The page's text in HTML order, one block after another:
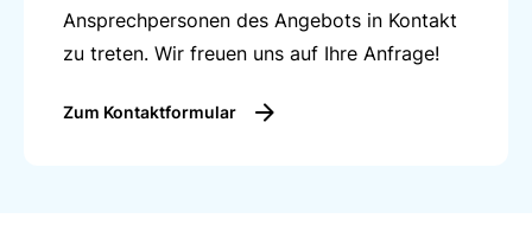
Ansprechpersonen des Angebots in Kontakt
zu treten. Wir freuen uns auf Ihre Anfrage!
Zum Kontaktformular